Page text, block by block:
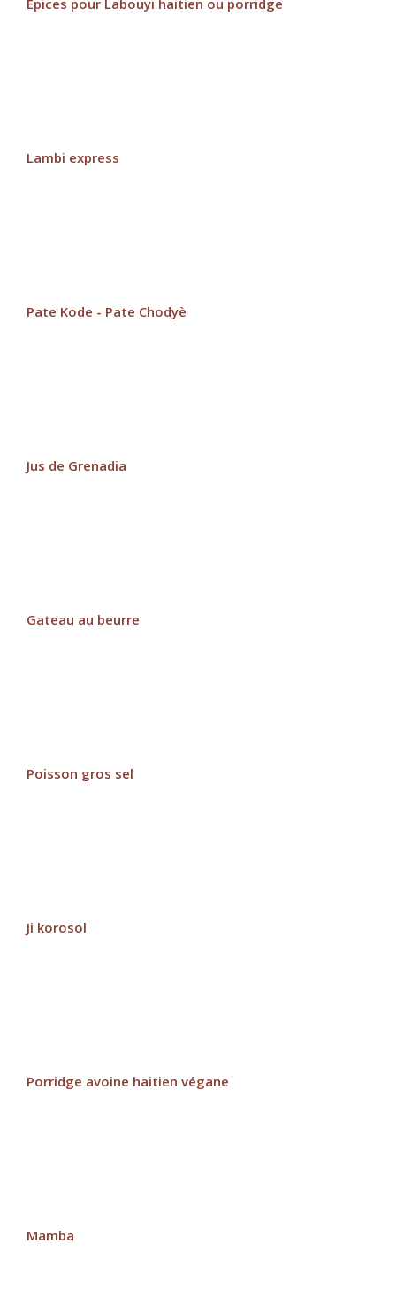
Epices pour Labouyi haitien ou porridge
Lambi express
Pate Kode - Pate Chodyè
Jus de Grenadia
Gateau au beurre
Poisson gros sel
Ji korosol
Porridge avoine haitien végane
Mamba